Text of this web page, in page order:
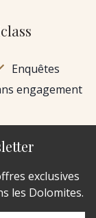
Enquêtes
engagement
exclusives
les Dolomites.